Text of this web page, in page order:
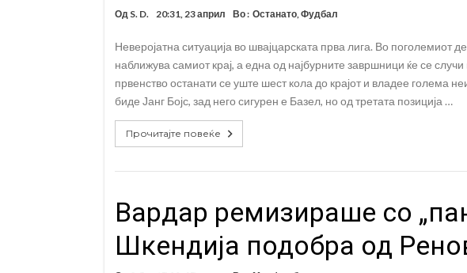
Од S. D. 20:31, 23 април Во : Останато, Фудбал
Неверојатна ситуација во швајцарската прва лига. Во поголемиот
наближува самиот крај, а една од најбурните завршници ќе се
првенство останати се уште шест кола до крајот и владее голема
биде Јанг Бојс, зад него сигурен е Базел, но од третата позиција …
Прочитајте повеќе
Вардар ремизираше со
Шкендија подобра од